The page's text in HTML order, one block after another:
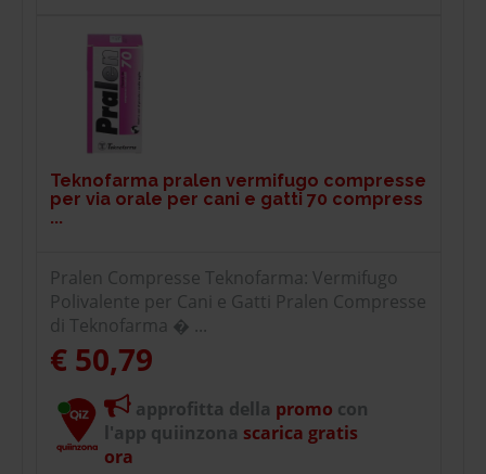
Teknofarma pralen vermifugo compresse
per via orale per cani e gatti 70 compress
...
Pralen Compresse Teknofarma: Vermifugo
Polivalente per Cani e Gatti Pralen Compresse
di Teknofarma � ...
€ 50,79
approfitta della promo con
l'app quiinzona scarica gratis
ora